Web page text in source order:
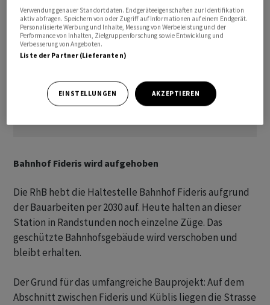
Bahnhof Fideris wird aufgehoben
Die RhB hebt die Haltestelle Bahnhof Fideris aufgrund
der Bauarbeiten per 2030 auf. Heute halten an dieser
Station in Randstunden noch einzelne Züge. Das
geschützte Bahnhofsgebäude wird verschoben und
bleibt erhalten.
Der Grund für das umfangreiche Bauprojekt: Auf dem
Abschnitt zwischen Fideris und Küblis liegen die Strasse
Verwendung genauer Standortdaten. Endgeräteeigenschaften zur Identifikation
aktiv abfragen. Speichern von oder Zugriff auf Informationen auf einem Endgerät.
Personalisierte Werbung und Inhalte, Messung von Werbeleistung und der
Performance von Inhalten, Zielgruppenforschung sowie Entwicklung und
Verbesserung von Angeboten.
Liste der Partner (Lieferanten)
EINSTELLUNGEN AKZEPTIEREN